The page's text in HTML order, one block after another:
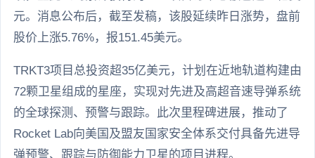
元。消息公布后，截至发稿，该股延续昨日涨势，盘前
股价上涨5.76%，报151.45美元。
TRKT3项目总投资超35亿美元，计划在近地轨道构建由
72颗卫星组成的星座，实现对先进及高超音速导弹系统
的全球探测、预警与跟踪。此次里程碑进展，推动了
Rocket Lab向美国及盟友国家安全体系交付具备先进导
弹预警、跟踪与防御能力卫星的项目进程。